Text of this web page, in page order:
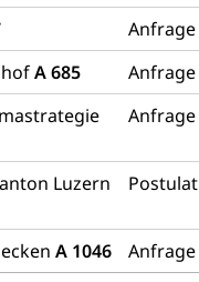
Anfrage
A 685 Anfrage
Anfrage
Luzern
Postulat
A 1046 Anfrage
im Kanton Luzern